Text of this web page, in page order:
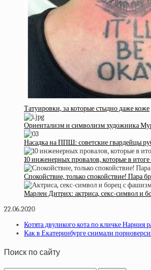
Татуировки, за которые стыдно даже коже
Ориентализм и символизм художника
Насадка на ППШ: советские гвардейцы
10 инженерных провалов, которые в итоге
Спокойствие, только спокойствие! Пара
Марлен Дитрих: актриса, секс-символ и
22.06.2020
Котята двуликого кота по кличке Нарния
Как в Екатеринбурге снимали
Поиск по сайту